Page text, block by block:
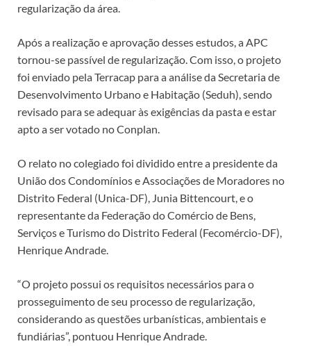
regularização da área.
Após a realização e aprovação desses estudos, a APC
tornou-se passível de regularização. Com isso, o projeto
foi enviado pela Terracap para a análise da Secretaria de
Desenvolvimento Urbano e Habitação (Seduh), sendo
revisado para se adequar às exigências da pasta e estar
apto a ser votado no Conplan.
O relato no colegiado foi dividido entre a presidente da
União dos Condomínios e Associações de Moradores no
Distrito Federal (Unica-DF), Junia Bittencourt, e o
representante da Federação do Comércio de Bens,
Serviços e Turismo do Distrito Federal (Fecomércio-DF),
Henrique Andrade.
“O projeto possui os requisitos necessários para o
prosseguimento de seu processo de regularização,
considerando as questões urbanísticas, ambientais e
fundiárias”, pontuou Henrique Andrade.